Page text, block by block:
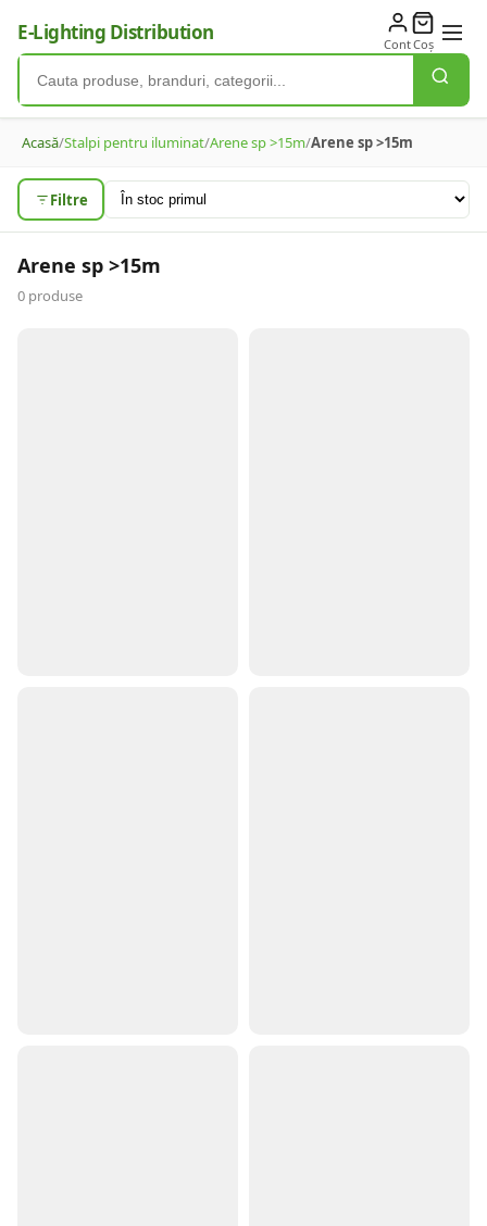
E-Lighting Distribution ContCoș
Acasă/Stalpi pentru iluminat/Arene sp >15m/Arene sp >15m
Filtre
Arene sp >15m
0 produse